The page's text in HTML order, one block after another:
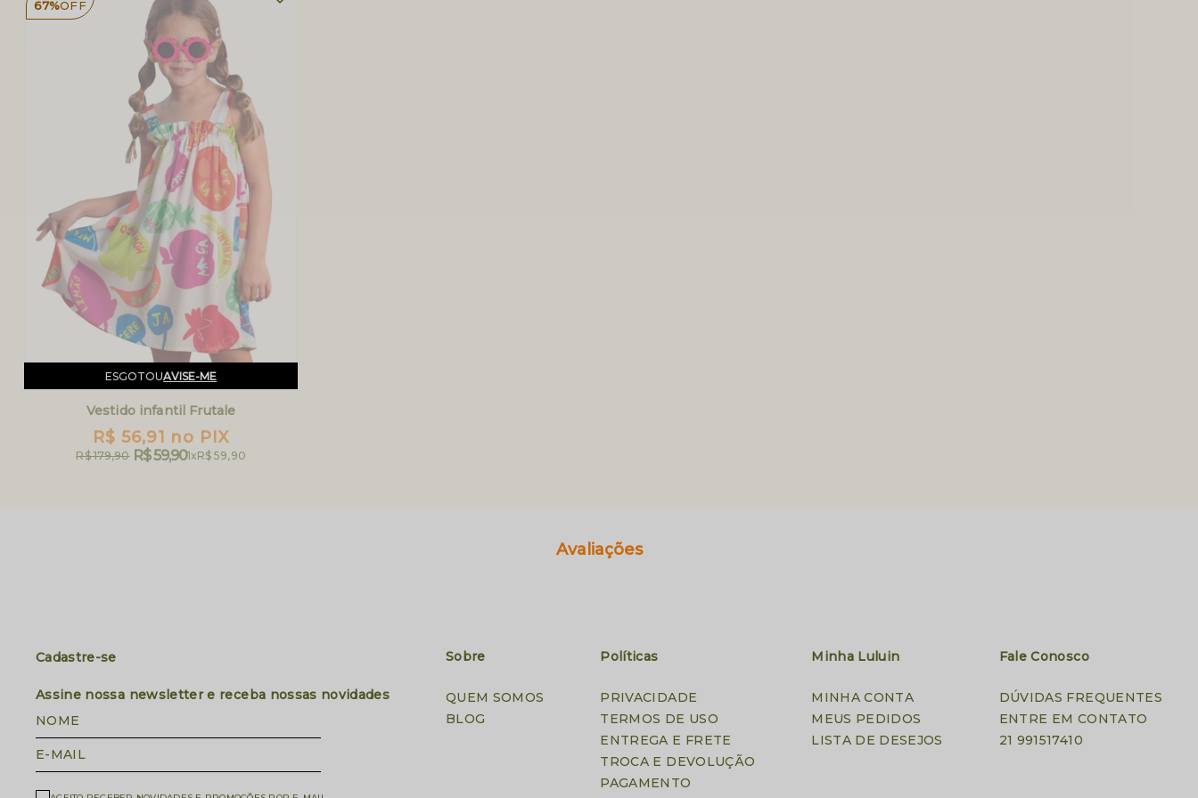
67%OFF
ESGOTOUAVISE-ME
Vestido infantil Frutale
R$ 56,91 no PIX
R$ 179,90 R$ 59,901xR$ 59,90
Avaliações
Cadastre-se
Assine nossa newsletter e receba nossas novidades
NOME
E-MAIL
Sobre
QUEM SOMOS
BLOG
Políticas
PRIVACIDADE
TERMOS DE USO
ENTREGA E FRETE
TROCA E DEVOLUÇÃO
PAGAMENTO
Minha Luluin
MINHA CONTA
MEUS PEDIDOS
LISTA DE DESEJOS
Fale Conosco
DÚVIDAS FREQUENTES
ENTRE EM CONTATO
21 991517410